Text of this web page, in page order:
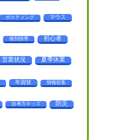
ポスティング マウス
個別指導 初心者
営業状況 夏季休業
年賀状 情報収集
自考力キッズ 防災